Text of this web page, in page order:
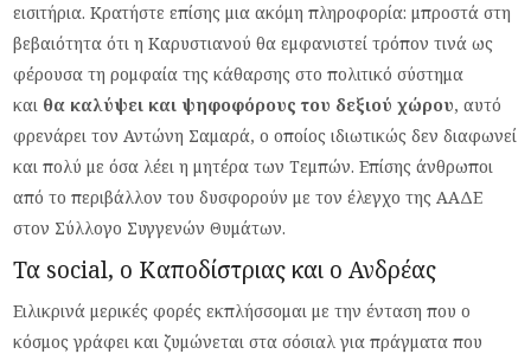
εισιτήρια. Κρατήστε επίσης μια ακόμη πληροφορία: μπροστά στη
βεβαιότητα ότι η Καρυστιανού θα εμφανιστεί τρόπον τινά ως
φέρουσα τη ρομφαία της κάθαρσης στο πολιτικό σύστημα
και θα καλύψει και ψηφοφόρους του δεξιού χώρου, αυτό
φρενάρει τον Αντώνη Σαμαρά, ο οποίος ιδιωτικώς δεν διαφωνεί
και πολύ με όσα λέει η μητέρα των Τεμπών. Επίσης άνθρωποι
από το περιβάλλον του δυσφορούν με τον έλεγχο της ΑΑΔΕ
στον Σύλλογο Συγγενών Θυμάτων.
Τα social, ο Καποδίστριας και ο Ανδρέας
Ειλικρινά μερικές φορές εκπλήσσομαι με την ένταση που ο
κόσμος γράφει και ζυμώνεται στα σόσιαλ για πράγματα που